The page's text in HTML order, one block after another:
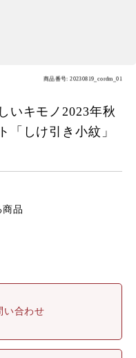
商品番号: 20230819_cordm_01
いキモノ2023年秋
「しけ引き小紋」
商品
い合わせ